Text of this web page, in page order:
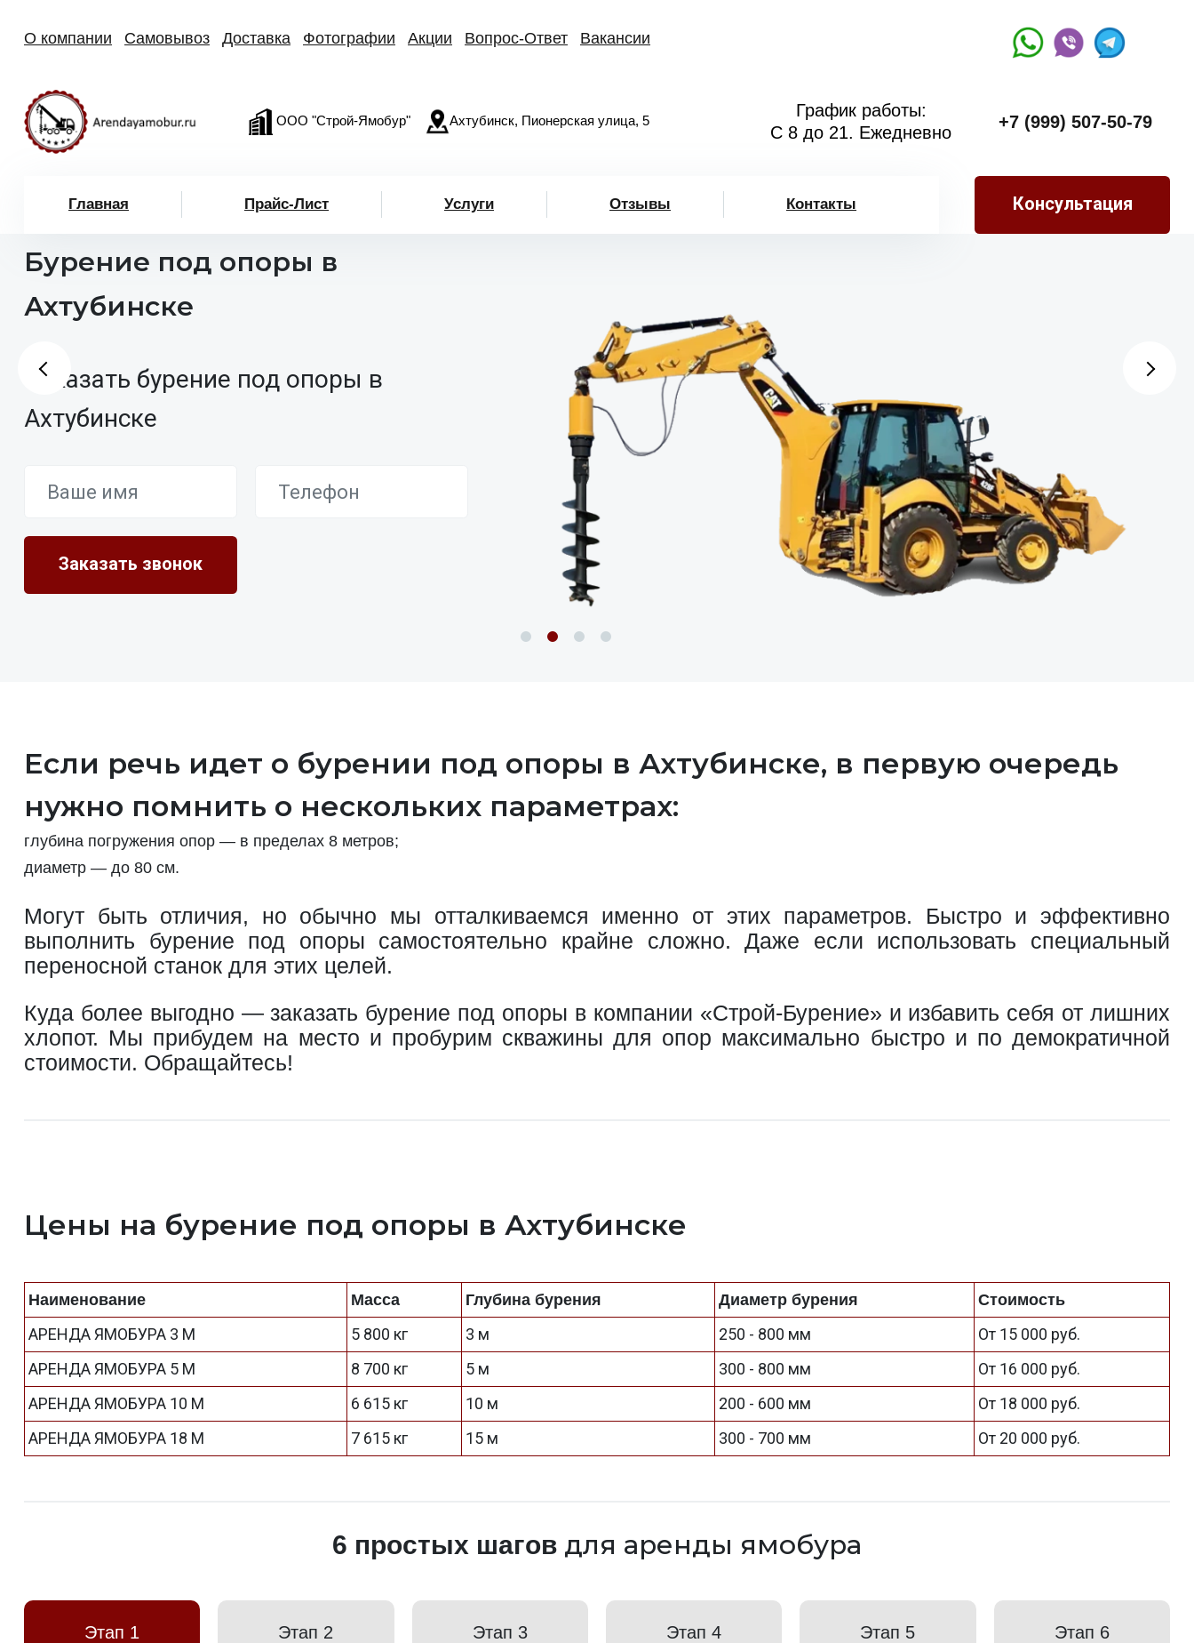
О компании Самовывоз Доставка Фотографии Акции Вопрос-Ответ Вакансии
ООО "Строй-Ямобур" Ахтубинск, Пионерская улица, 5
График работы:
С 8 до 21. Ежедневно
+7 (999) 507-50-79
Главная Прайс-Лист Услуги Отзывы Контакты Консультация
Бурение под опоры в
Ахтубинске
Заказать бурение под опоры в
Ахтубинске
Если речь идет о бурении под опоры в Ахтубинске, в первую очередь
нужно помнить о нескольких параметрах:
глубина погружения опор — в пределах 8 метров;
диаметр — до 80 см.
Могут быть отличия, но обычно мы отталкиваемся именно от этих параметров. Быстро и эффективно
выполнить бурение под опоры самостоятельно крайне сложно. Даже если использовать специальный
переносной станок для этих целей.
Куда более выгодно — заказать бурение под опоры в компании «Строй-Бурение» и избавить себя от лишних
хлопот. Мы прибудем на место и пробурим скважины для опор максимально быстро и по демократичной
стоимости. Обращайтесь!
Цены на бурение под опоры в Ахтубинске
Наименование Масса Глубина бурения Диаметр бурения Стоимость
АРЕНДА ЯМОБУРА 3 М 5 800 кг 3 м 250 - 800 мм
От 15 000 руб.
АРЕНДА ЯМОБУРА 5 М
8 700 кг 5 м 300 - 800 мм
От 16 000 руб.
АРЕНДА ЯМОБУРА 10 М
6 615 кг 10 м 200 - 600 мм
От 18 000 руб.
АРЕНДА ЯМОБУРА 18 М
7 615 кг 15 м 300 - 700 мм От 20 000 руб.
6 простых шагов для аренды ямобура
Этап 1 Этап 2 Этап 3 Этап 4 Этап 5 Этап 6